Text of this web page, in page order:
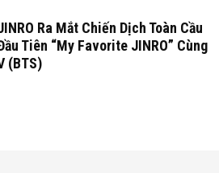
Ra Mắt Chiến Dịch Toàn Cầu
Tiên “My Favorite JINRO” Cùng
(BTS)